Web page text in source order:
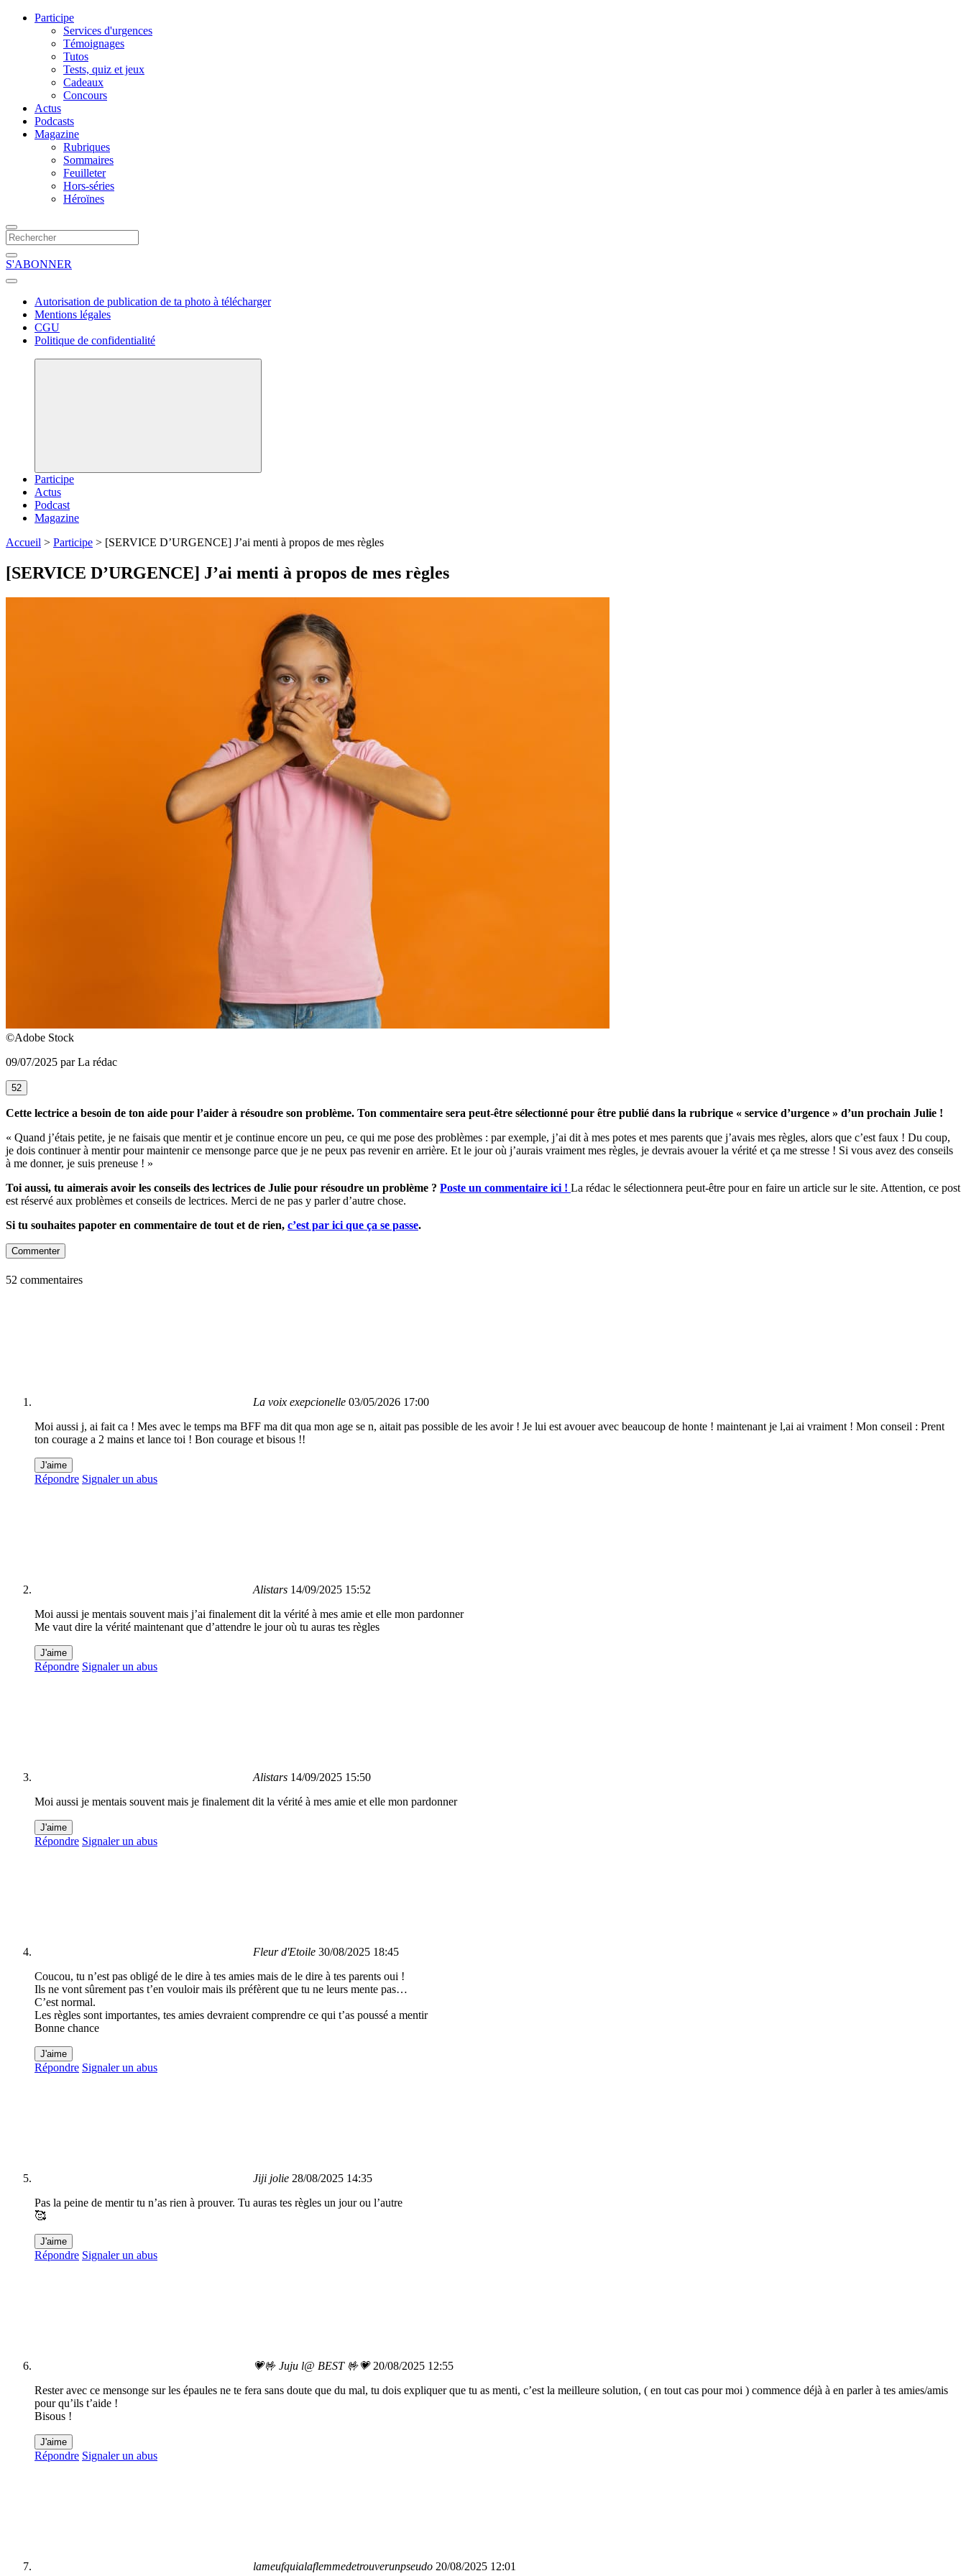
Participe
Services d'urgences
Témoignages
Tutos
Tests, quiz et jeux
Cadeaux
Concours
Actus
Podcasts
Magazine
Rubriques
Sommaires
Feuilleter
Hors-séries
Héroïnes
S'ABONNER
Autorisation de publication de ta photo à télécharger
Mentions légales
CGU
Politique de confidentialité
Participe
Actus
Podcast
Magazine
Accueil > Participe > [SERVICE D’URGENCE] J’ai menti à propos de mes règles
[SERVICE D’URGENCE] J’ai menti à propos de mes règles
©Adobe Stock
09/07/2025 par La rédac
52
Cette lectrice a besoin de ton aide pour l’aider à résoudre son problème. Ton commentaire sera peut-être sélectionné pour être publié dans la rubrique « service d’urgence » d’un prochain Julie !
« Quand j’étais petite, je ne faisais que mentir et je continue encore un peu, ce qui me pose des problèmes : par exemple, j’ai dit à mes potes et mes parents que j’avais mes règles, alors que c’est faux ! Du coup,
je dois continuer à mentir pour maintenir ce mensonge parce que je ne peux pas revenir en arrière. Et le jour où j’aurais vraiment mes règles, je devrais avouer la vérité et ça me stresse ! Si vous avez des conseils
à me donner, je suis preneuse ! »
Toi aussi, tu aimerais avoir les conseils des lectrices de Julie pour résoudre un problème ? Poste un commentaire ici ! La rédac le sélectionnera peut-être pour en faire un article sur le site. Attention, ce post
est réservé aux problèmes et conseils de lectrices. Merci de ne pas y parler d’autre chose.
Si tu souhaites papoter en commentaire de tout et de rien, c’est par ici que ça se passe.
Commenter
52 commentaires
La voix exepcionelle 03/05/2026 17:00
Moi aussi j, ai fait ca ! Mes avec le temps ma BFF ma dit qua mon age se n, aitait pas possible de les avoir ! Je lui est avouer avec beaucoup de honte ! maintenant je l,ai ai vraiment ! Mon conseil : Prent
ton courage a 2 mains et lance toi ! Bon courage et bisous !!
J'aime
Répondre Signaler un abus
Alistars 14/09/2025 15:52
Moi aussi je mentais souvent mais j’ai finalement dit la vérité à mes amie et elle mon pardonner
Me vaut dire la vérité maintenant que d’attendre le jour où tu auras tes règles
J'aime
Répondre Signaler un abus
Alistars 14/09/2025 15:50
Moi aussi je mentais souvent mais je finalement dit la vérité à mes amie et elle mon pardonner
J'aime
Répondre Signaler un abus
Fleur d'Etoile 30/08/2025 18:45
Coucou, tu n’est pas obligé de le dire à tes amies mais de le dire à tes parents oui !
Ils ne vont sûrement pas t’en vouloir mais ils préfèrent que tu ne leurs mente pas…
C’est normal.
Les règles sont importantes, tes amies devraient comprendre ce qui t’as poussé a mentir
Bonne chance
J'aime
Répondre Signaler un abus
Jiji jolie 28/08/2025 14:35
Pas la peine de mentir tu n’as rien à prouver. Tu auras tes règles un jour ou l’autre
🥰
J'aime
Répondre Signaler un abus
💗🤟 Juju l@ BEST 🤟💗 20/08/2025 12:55
Rester avec ce mensonge sur les épaules ne te fera sans doute que du mal, tu dois expliquer que tu as menti, c’est la meilleure solution, ( en tout cas pour moi ) commence déjà à en parler à tes amies/amis
pour qu’ils t’aide !
Bisous !
J'aime
Répondre Signaler un abus
lameufquialaflemmedetrouverunpseudo 20/08/2025 12:01